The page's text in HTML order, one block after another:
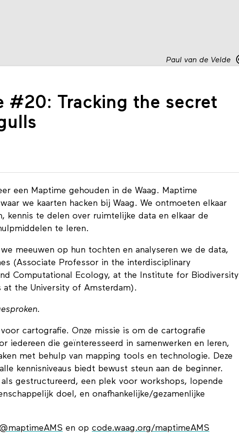
Paul van de Velde
#20: Tracking the secret
een Maptime gehouden in de Waag. Maptime
we kaarten hacken bij Waag. We ontmoeten elkaar
kennis te delen over ruimtelijke data en elkaar de
te leren.
meeuwen op hun tochten en analyseren we de data,
(Associate Professor in the interdisciplinary
Computational Ecology, at the Institute for Biodiversity
at the University of Amsterdam).
cartografie. Onze missie is om de cartografie
iedereen die geïnteresseerd in samenwerken en leren,
met behulp van mapping tools en technologie. Deze
kennisniveaus biedt bewust steun aan de beginner.
gestructureerd, een plek voor workshops, lopende
doel, en onafhankelijke/gezamenlijke
en op code.waag.org/maptimeAMS